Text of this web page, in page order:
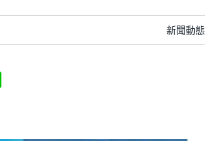
新聞動態